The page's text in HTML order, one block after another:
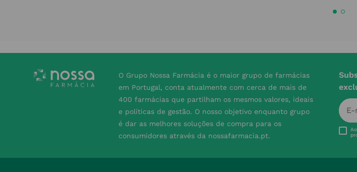
O Grupo Nossa Farmácia é o maior grupo de farmácias
em Portugal, conta atualmente com cerca de mais de
400 farmácias que partilham os mesmos valores, ideais
e políticas de gestão. O nosso objetivo enquanto grupo
é dar as melhores soluções de compra para os
consumidores através da nossafarmacia.pt.